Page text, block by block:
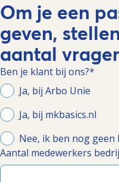
Om je een
geven,
aantal
Ben je klant bij ons?*
Ja, bij Arbo Unie
Ja, bij mkbasics.nl
Nee, ik ben nog geen
Aantal medewerkers